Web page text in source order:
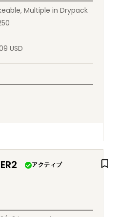
Multiple in Drypack
USD
アクティブ